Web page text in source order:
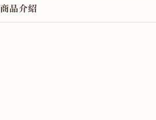
商品介紹